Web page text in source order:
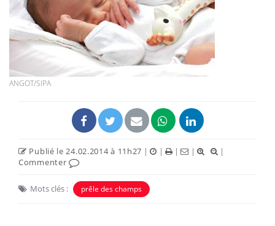
ANGOT/SIPA
Publié le 24.02.2014 à 11h27 | | | |
|
Commenter
Mots clés : prêle des champs